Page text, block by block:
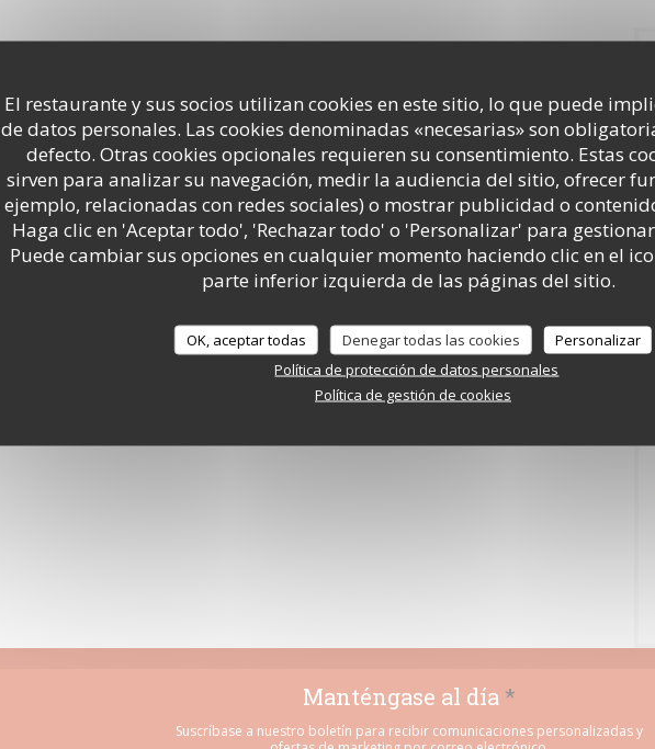
El restaurante y sus socios utilizan cookies en este sitio, lo que puede
de datos personales. Las cookies denominadas «necesarias» son
defecto. Otras cookies opcionales requieren su consentimiento. Estas
sirven para analizar su navegación, medir la audiencia del sitio, ofrecer
ejemplo, relacionadas con redes sociales) o mostrar publicidad o
Haga clic en 'Aceptar todo', 'Rechazar todo' o 'Personalizar' para
Puede cambiar sus opciones en cualquier momento haciendo clic en el
parte inferior izquierda de las páginas del sitio.
OK, aceptar todas Denegar todas las cookies
Personalizar
Política de protección de datos personales
Política de gestión de cookies
Manténgase al día *
Suscríbase a nuestro boletín para recibir comunicaciones personalizadas y